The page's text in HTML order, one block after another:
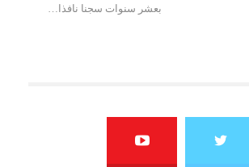
بعشر سنوات سجنا نافذا…